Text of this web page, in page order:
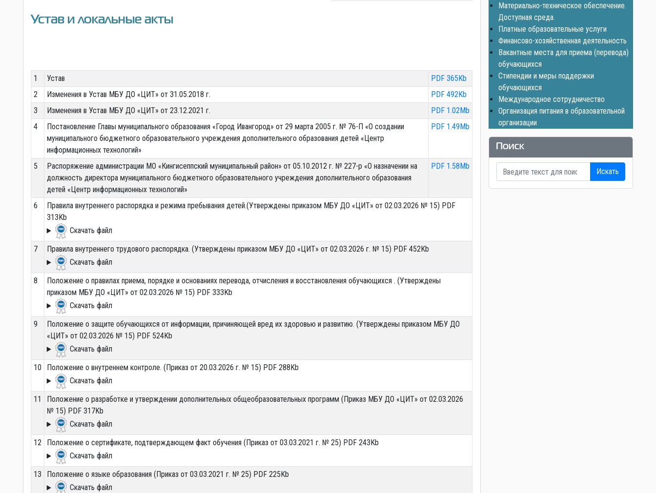
Устав и локальные акты
1 Устав
PDF 365Kb
2
Изменения в Устав МБУ ДО «ЦИТ» от 31.05.2018 г.
PDF 492Kb
3
Изменения в Устав МБУ ДО «ЦИТ» от 23.12.2021 г.
PDF 1.02Mb
4
Постановление Главы муниципального образования «Город Ивангород» от 29 марта 2005 г. № 76-П «О создании
муниципального бюджетного образовательного учреждения дополнительного образования детей «Центр
информационных технологий»
PDF 1.49Mb
5
Распоряжение администрации МО «Кингисеппский муниципальный район» от 05.10.2012 г. № 227-р «О назначении на
должность директора муниципального бюджетного образовательного учреждения дополнительного образования
детей «Центр информационных технологий»
PDF 1.58Mb
6
Правила внутреннего распорядка и режима пребывания детей.(Утверждены приказом МБУ ДО «ЦИТ» от 02.03.2026 № 15) PDF
313Kb
Скачать файл
7
Правила внутреннего трудового распорядка. (Утверждены приказом МБУ ДО «ЦИТ» от 02.03.2026 г. № 15) PDF 452Kb
Скачать файл
8
Положение о правилах приема, порядке и основаниях перевода, отчисления и восстановления обучающихся . (Утверждены
приказом МБУ ДО «ЦИТ» от 02.03.2026 № 15) PDF 333Kb
Скачать файл
9
Положение о защите обучающихся от информации, причиняющей вред их здоровью и развитию. (Утверждены приказом МБУ ДО
«ЦИТ» от 02.03.2026 № 15) PDF 524Kb
Скачать файл
10
Положение о внутреннем контроле. (Приказ от 20.03.2026 г. № 15) PDF 288Kb
Скачать файл
11
Положение о разработке и утверждении дополнительных общеобразовательных программ (Приказ МБУ ДО «ЦИТ» от 02.03.2026
№ 15) PDF 317Kb
Скачать файл
12
Положение о сертификате, подтверждающем факт обучения (Приказ от 03.03.2021 г. № 25) PDF 243Kb
Скачать файл
13
Положение о языке образования (Приказ от 03.03.2021 г. № 25) PDF 225Kb
Скачать файл
Материально-техническое обеспечение.
Доступная среда.
Платные образовательные услуги
Финансово-хозяйственная деятельность
Вакантные места для приема (перевода)
обучающихся
Стипендии и меры поддержки
обучающихся
Международное сотрудничество
Организация питания в образовательной
организации
Поиск
Искать